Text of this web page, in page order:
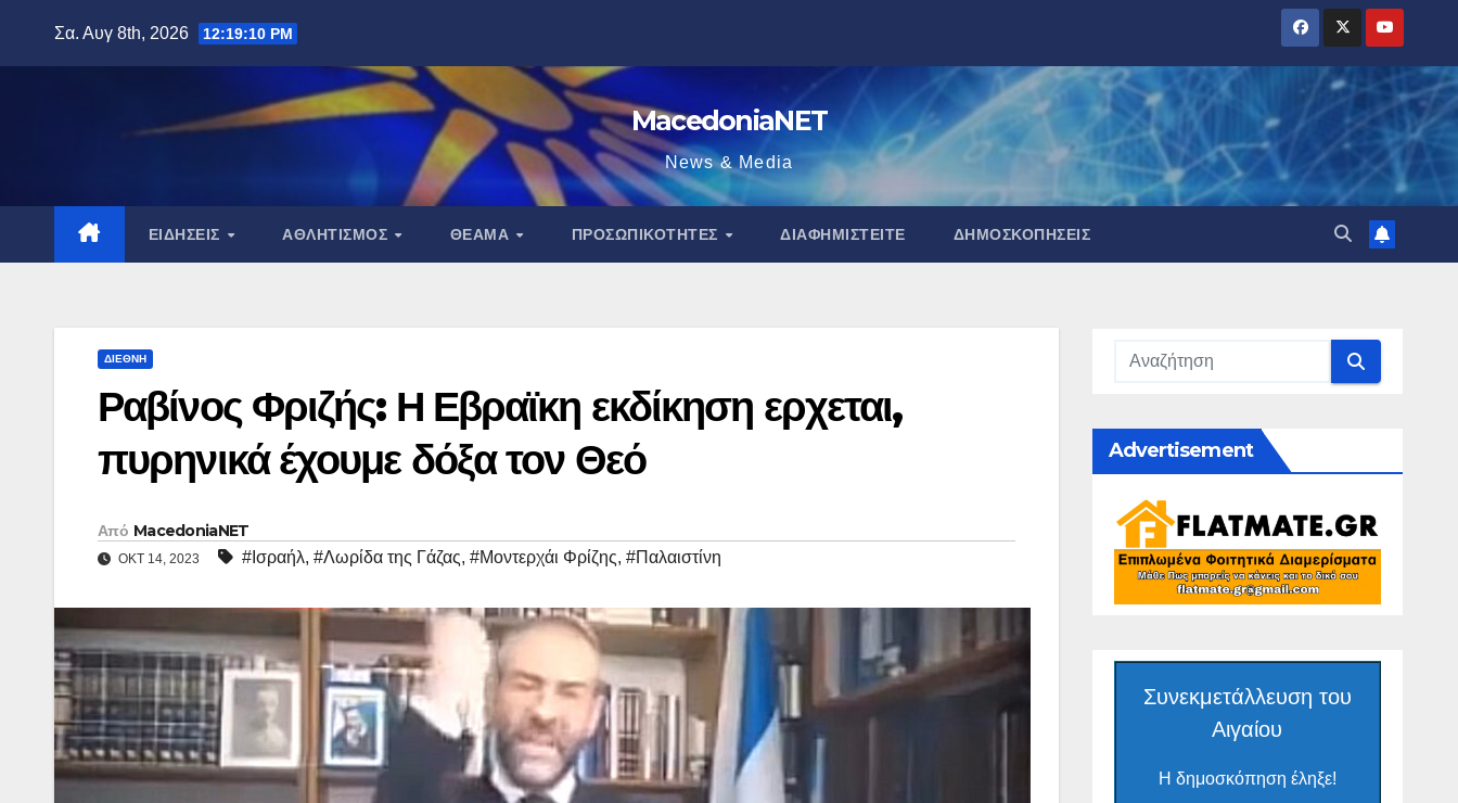
Σα. Αυγ 8th, 2026 12:19:11 PM
MacedoniaNET
News & Media
ΕΙΔΉΣΕΙΣ ΑΘΛΗΤΙΣΜΌΣ ΘΈΑΜΑ ΠΡΟΣΩΠΙΚΌΤΗΤΕΣ ΔΙΑΦΗΜΙΣΤΕΊΤΕ ΔΗΜΟΣΚΟΠΉΣΕΙΣ
ΔΙΕΘΝΉ
Ραβίνος Φριζής: Η Εβραϊκη εκδίκηση ερχεται,
πυρηνικά έχουμε δόξα τον Θεό
Από MacedoniaNET
ΟΚΤ 14, 2023 #Ισραήλ, #Λωρίδα της Γάζας, #Μοντερχάι Φρίζης, #Παλαιστίνη
Advertisement
Συνεκμετάλλευση του
Αιγαίου
Η δημοσκόπηση έληξε!